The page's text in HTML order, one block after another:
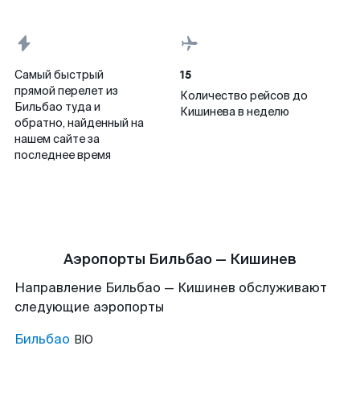
Самый быстрый
прямой перелет из
Бильбао туда и
обратно, найденный на
нашем сайте за
последнее время
15
Количество рейсов до
Кишинева в неделю
Аэропорты Бильбао — Кишинев
Направление Бильбао — Кишинев обслуживают
следующие аэропорты
Бильбао BIO